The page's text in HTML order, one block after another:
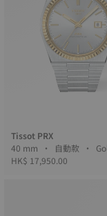
Tissot PRX
40 mm • 自
HK$ 17,950.00